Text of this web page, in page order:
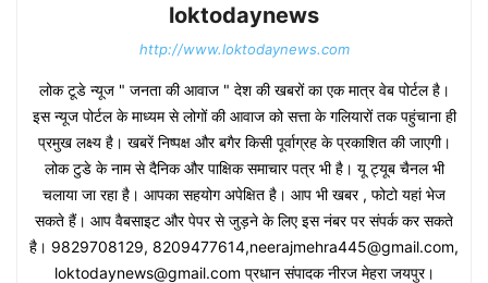
loktodaynews
http://www.loktodaynews.com
लोक टूडे न्यूज " जनता की आवाज " देश की खबरों का एक मात्र वेब पोर्टल है।
इस न्यूज पोर्टल के माध्यम से लोगों की आवाज को सत्ता के गलियारों तक पहुंचाना ही
प्रमुख लक्ष्य है। खबरें निष्पक्ष और बगैर किसी पूर्वाग्रह के प्रकाशित की जाएगी।
लोक टुडे के नाम से दैनिक और पाक्षिक समाचार पत्र भी है। यू ट्यूब चैनल भी
चलाया जा रहा है। आपका सहयोग अपेक्षित है। आप भी खबर , फोटो यहां भेज
सकते हैं। आप वैबसाइट और पेपर से जुड़ने के लिए इस नंबर पर संपर्क कर सकते
है। 9829708129, 8209477614,neerajmehra445@gmail.com,
loktodaynews@gmail.com प्रधान संपादक नीरज मेहरा जयपुर।